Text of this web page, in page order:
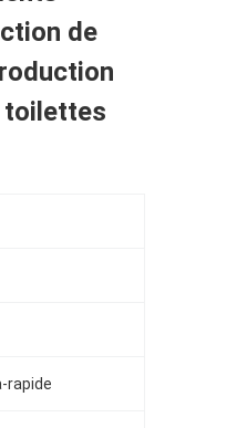
de
toilettes
rapide